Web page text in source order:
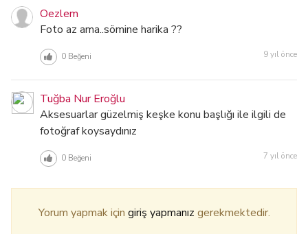
Oezlem
Foto az ama..sömine harika ??
0Beğeni 9 yıl önce
Tuğba Nur Eroğlu
Aksesuarlar güzelmiş keşke konu başlığı ile ilgili de
fotoğraf koysaydınız
0Beğeni 7 yıl önce
Yorum yapmak için giriş yapmanız gerekmektedir.